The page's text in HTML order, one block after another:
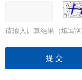
请输入计算结果（填写